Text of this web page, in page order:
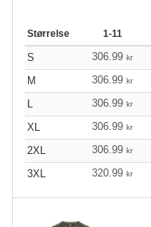
Størrelse 1-11
S 306.99 kr
M
306.99 kr
L
306.99 kr
XL
306.99 kr
2XL
306.99 kr
3XL
320.99 kr